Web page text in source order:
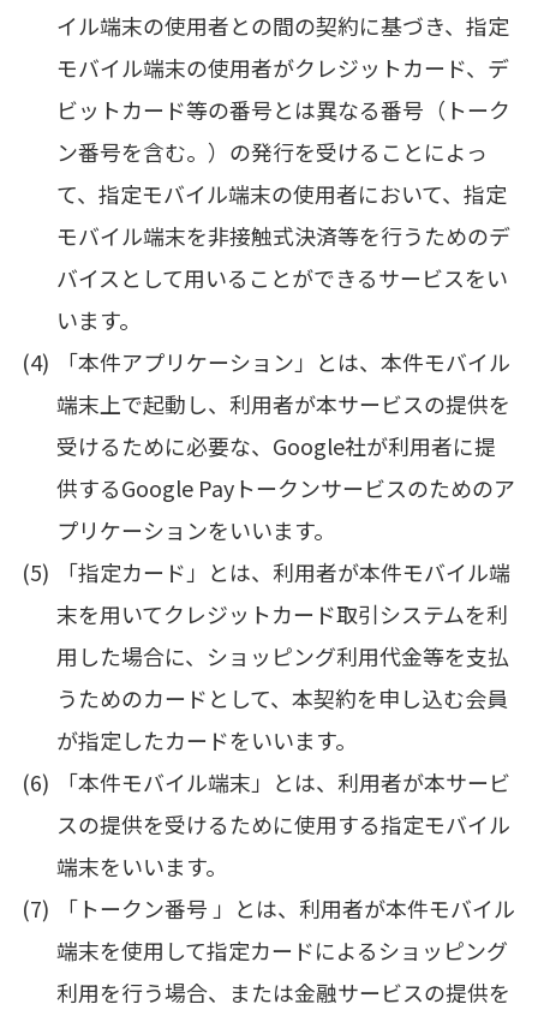
イル端末の使用者との間の契約に基づき、指定
モバイル端末の使用者がクレジットカード、デ
ビットカード等の番号とは異なる番号（トーク
ン番号を含む。）の発行を受けることによっ
て、指定モバイル端末の使用者において、指定
モバイル端末を非接触式決済等を行うためのデ
バイスとして用いることができるサービスをい
います。
「本件アプリケーション」とは、本件モバイル
端末上で起動し、利用者が本サービスの提供を
受けるために必要な、Google社が利用者に提
供するGoogle Payトークンサービスのためのア
プリケーションをいいます。
「指定カード」とは、利用者が本件モバイル端
末を用いてクレジットカード取引システムを利
用した場合に、ショッピング利用代金等を支払
うためのカードとして、本契約を申し込む会員
が指定したカードをいいます。
「本件モバイル端末」とは、利用者が本サービ
スの提供を受けるために使用する指定モバイル
端末をいいます。
「トークン番号 」とは、利用者が本件モバイル
端末を使用して指定カードによるショッピング
利用を行う場合、または金融サービスの提供を